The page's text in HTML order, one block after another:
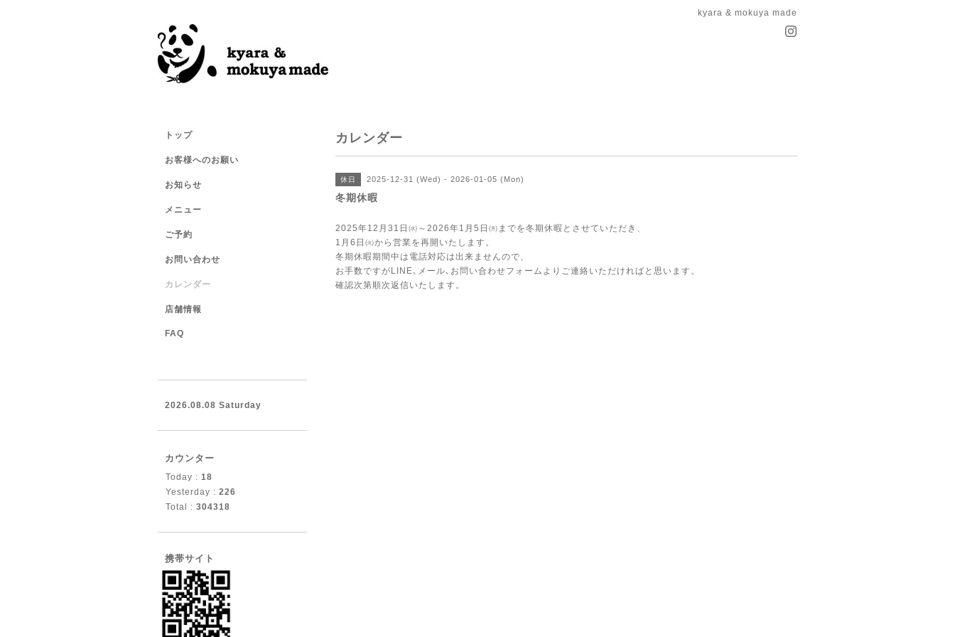
kyara & mokuya made
カレンダー
休日 2025-12-31 (Wed) - 2026-01-05 (Mon)
冬期休暇
2025年12月31日㈬～2026年1月5日㈪までを冬期休暇とさせていただき、
1月6日㈫から営業を再開いたします。
冬期休暇期間中は電話対応は出来ませんので、
お手数ですがLINE､メール､お問い合わせフォームよりご連絡いただければと思います。
確認次第順次返信いたします。
トップ
お客様へのお願い
お知らせ
メニュー
ご予約
お問い合わせ
カレンダー
店舗情報
FAQ
2026.08.08 Saturday
カウンター
Today : 18
Yesterday : 226
Total : 304318
携帯サイト